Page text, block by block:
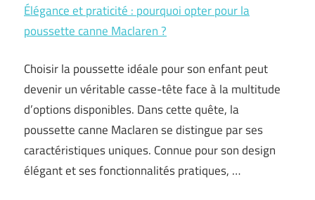
Élégance et praticité : pourquoi opter pour la
poussette canne Maclaren ?
Choisir la poussette idéale pour son enfant peut
devenir un véritable casse-tête face à la multitude
d’options disponibles. Dans cette quête, la
poussette canne Maclaren se distingue par ses
caractéristiques uniques. Connue pour son design
élégant et ses fonctionnalités pratiques, …